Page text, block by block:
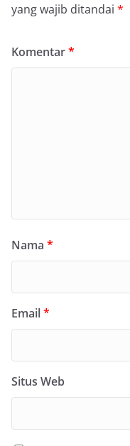
yang wajib ditandai *
Komentar*
Nama *
Email*
Situs Web